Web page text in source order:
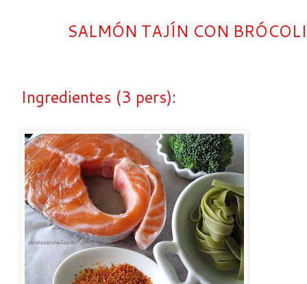
SALMÓN TAJÍN CON
Ingredientes (3 pers):